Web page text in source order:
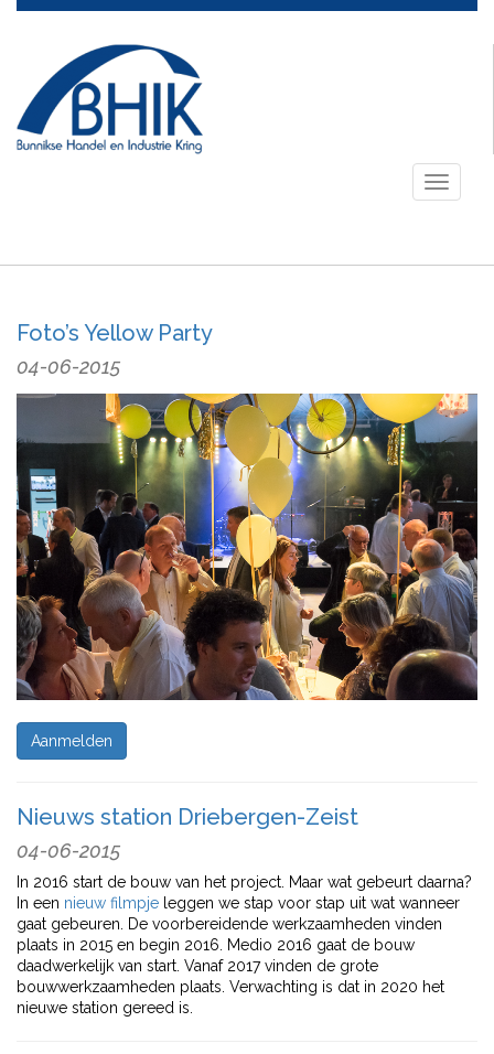
Toggle
Foto’s Yellow Party
04-06-2015
Aanmelden
Nieuws station Driebergen-Zeist
04-06-2015
In 2016 start de bouw van het project. Maar wat gebeurt daarna?
In een nieuw filmpje leggen we stap voor stap uit wat wanneer
gaat gebeuren. De voorbereidende werkzaamheden vinden
plaats in 2015 en begin 2016. Medio 2016 gaat de bouw
daadwerkelijk van start. Vanaf 2017 vinden de grote
bouwwerkzaamheden plaats. Verwachting is dat in 2020 het
nieuwe station gereed is.